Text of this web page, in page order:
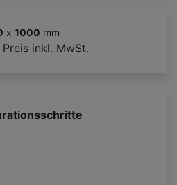
x 1000 mm
Preis inkl. MwSt.